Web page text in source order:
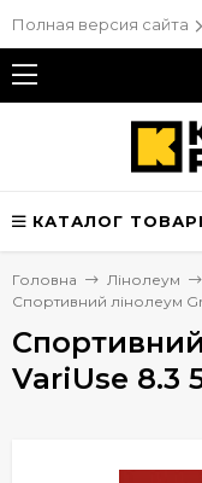
Полная версия сайта
КАТАЛОГ
Головна
Лінолеум
Спортивний лінолеум
VariUse 8.3